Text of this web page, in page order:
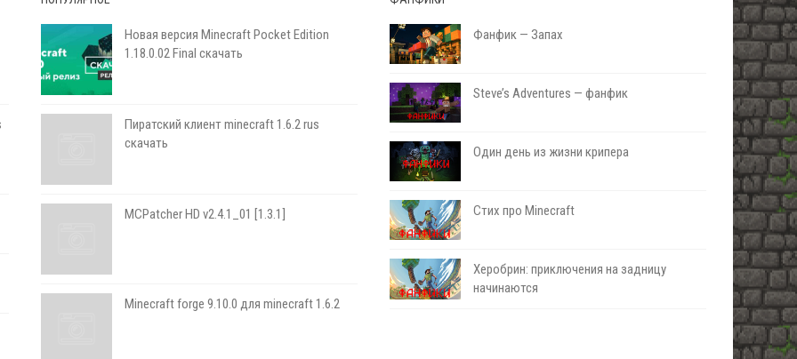
Новая версия Minecraft Pocket Edition
1.18.0.02 Final скачать
Пиратский клиент minecraft 1.6.2 rus
скачать
MCPatcher HD v2.4.1_01 [1.3.1]
Minecraft forge 9.10.0 для minecraft 1.6.2
Фанфик — Запах
Steve’s Adventures — фанфик
Один день из жизни крипера
Стих про Minecraft
Херобрин: приключения на задницу
начинаются